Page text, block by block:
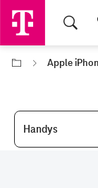
Apple
Handys